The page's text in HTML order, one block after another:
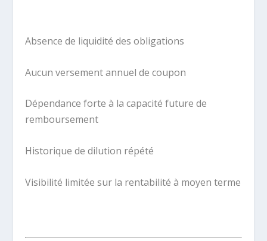
Absence de liquidité des obligations
Aucun versement annuel de coupon
Dépendance forte à la capacité future de
remboursement
Historique de dilution répété
Visibilité limitée sur la rentabilité à moyen terme